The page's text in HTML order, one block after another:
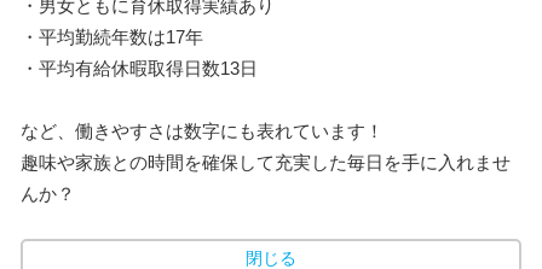
・男女ともに育休取得実績あり
・平均勤続年数は17年
・平均有給休暇取得日数13日
など、働きやすさは数字にも表れています！
趣味や家族との時間を確保して充実した毎日を手に入れませ
んか？
閉じる